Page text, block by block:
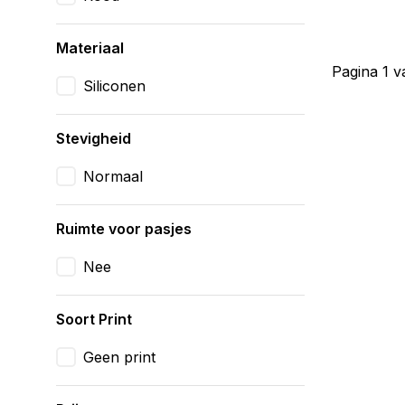
Materiaal
Siliconen
Stevigheid
Normaal
Ruimte voor pasjes
Nee
Soort Print
Geen print
Pagina 1